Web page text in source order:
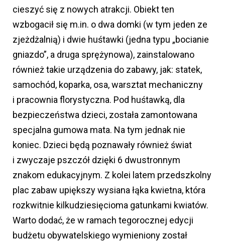
cieszyć się z nowych atrakcji. Obiekt ten
wzbogacił się m.in. o dwa domki (w tym jeden ze
zjeżdżalnią) i dwie huśtawki (jedna typu „bocianie
gniazdo”, a druga sprężynowa), zainstalowano
również takie urządzenia do zabawy, jak: statek,
samochód, koparka, osa, warsztat mechaniczny
i pracownia florystyczna. Pod huśtawką, dla
bezpieczeństwa dzieci, została zamontowana
specjalna gumowa mata. Na tym jednak nie
koniec. Dzieci będą poznawały również świat
i zwyczaje pszczół dzięki 6 dwustronnym
znakom edukacyjnym. Z kolei latem przedszkolny
plac zabaw upiększy wysiana łąka kwietna, która
rozkwitnie kilkudziesięcioma gatunkami kwiatów.
Warto dodać, że w ramach tegorocznej edycji
budżetu obywatelskiego wymieniony został